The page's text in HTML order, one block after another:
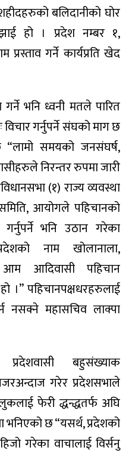
बलिदानीको घोर
हो । प्रदेश नम्बर १,
प्रस्ताव गर्ने कार्यप्रति खेद
भनि ध्वनी मतले पारित
गर्नुपर्ने संघको माग छ
“लामो समयको जनसंघर्ष,
निरन्तर रुपमा जारी
(१) राज्य व्यवस्था
आयोगले पहिचानको
भनि उठान गरेका
नाम खोलानाला,
आदिवासी पहिचान
।” पहिचानपक्षधरहरुलाई
नसक्ने महासचिव लाक्पा
बहुसंख्याक
गरेर प्रदेशसभाले
फेरी द्धन्द्धतर्फ अघि
भनिएको छ “यसर्थ, प्रदेशको
गरेका वाचालाई विर्सनु